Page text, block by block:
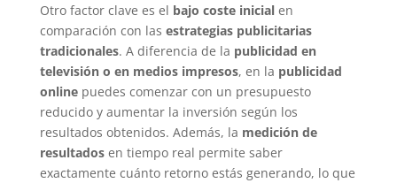
Otro factor clave es el bajo coste inicialen
comparación con las estrategias publicitarias
tradicionales. A diferencia de la publicidad en
televisión o en medios impresos, en la publicidad
onlinepuedes comenzar con un presupuesto
reducido y aumentar la inversión según los
resultados obtenidos. Además, la medición de
resultadosen tiempo real permite saber
exactamente cuánto retorno estás generando, lo que